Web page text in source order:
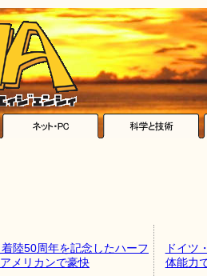
陸50周年を記念したハーフ
メリカンで豪快
ドイツ
体能力